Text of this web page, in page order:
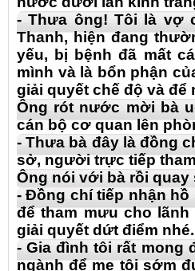
- Thưa ông! Tôi là vợ
Thanh, hiện đang
yếu, bị bệnh đã mất
mình và là bổn phận
giải quyết chế độ và để
Ông rót nước mời bà
cán bộ cơ quan lên
- Thưa bà đây là đồng
sở, người trực tiếp
Ông nói với bà rồi quay
- Đồng chí tiếp nhận
để tham mưu cho
giải quyết dứt điểm nhé.
- Gia đình tôi rất mong
ngành để mẹ tôi sớm